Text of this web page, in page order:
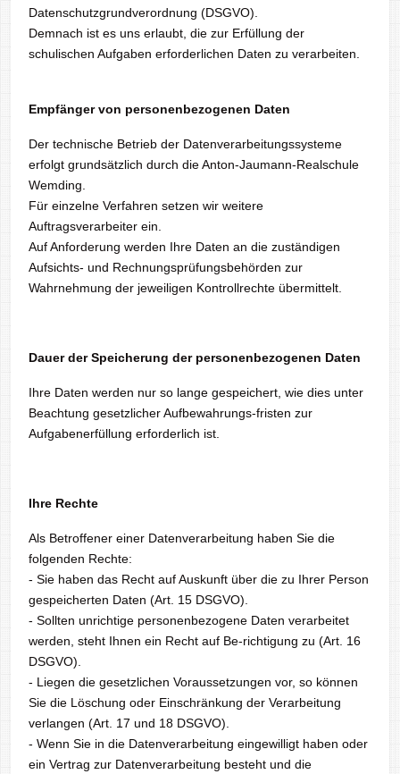
Datenschutzgrundverordnung (DSGVO).
Demnach ist es uns erlaubt, die zur Erfüllung der
schulischen Aufgaben erforderlichen Daten zu verarbeiten.
Empfänger von personenbezogenen Daten
Der technische Betrieb der Datenverarbeitungssysteme
erfolgt grundsätzlich durch die Anton-Jaumann-Realschule
Wemding.
Für einzelne Verfahren setzen wir weitere
Auftragsverarbeiter ein.
Auf Anforderung werden Ihre Daten an die zuständigen
Aufsichts- und Rechnungsprüfungsbehörden zur
Wahrnehmung der jeweiligen Kontrollrechte übermittelt.
Dauer der Speicherung der personenbezogenen Daten
Ihre Daten werden nur so lange gespeichert, wie dies unter
Beachtung gesetzlicher Aufbewahrungs-fristen zur
Aufgabenerfüllung erforderlich ist.
Ihre Rechte
Als Betroffener einer Datenverarbeitung haben Sie die
folgenden Rechte:
- Sie haben das Recht auf Auskunft über die zu Ihrer Person
gespeicherten Daten (Art. 15 DSGVO).
- Sollten unrichtige personenbezogene Daten verarbeitet
werden, steht Ihnen ein Recht auf Be-richtigung zu (Art. 16
DSGVO).
- Liegen die gesetzlichen Voraussetzungen vor, so können
Sie die Löschung oder Einschränkung der Verarbeitung
verlangen (Art. 17 und 18 DSGVO).
- Wenn Sie in die Datenverarbeitung eingewilligt haben oder
ein Vertrag zur Datenverarbeitung besteht und die